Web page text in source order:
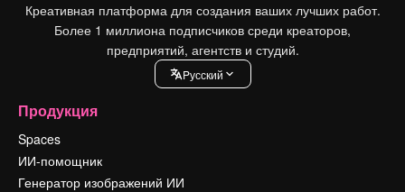
Креативная платформа для создания ваших лучших работ.
Более 1 миллиона подписчиков среди креаторов,
предприятий, агентств и студий.
Pусский
Продукция
Spaces
ИИ-помощник
Генератор изображений ИИ